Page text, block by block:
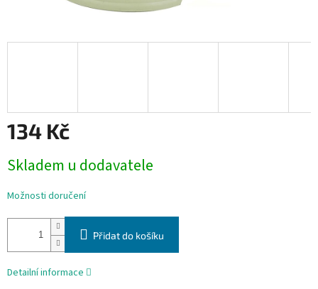
134 Kč
cena:
Skladem u dodavatele
Možnosti doručení
Přidat do košíku
Detailní informace